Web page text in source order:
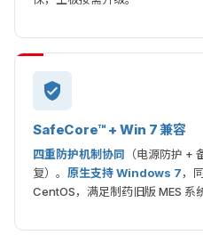
SafeCore™ + Win 7 兼容
四重防护机制协同 （电源防护 +
复）。 原生支持 Windows 7，
CentOS，满足制药旧版 MES 系